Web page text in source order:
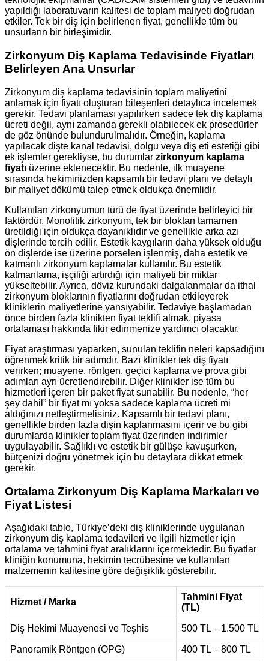
yapıldığı laboratuvarın kalitesi de toplam maliyeti doğrudan
etkiler. Tek bir diş için belirlenen fiyat, genellikle tüm bu
unsurların bir birleşimidir.
Zirkonyum Diş Kaplama Tedavisinde Fiyatları
Belirleyen Ana Unsurlar
Zirkonyum diş kaplama tedavisinin toplam maliyetini
anlamak için fiyatı oluşturan bileşenleri detaylıca incelemek
gerekir. Tedavi planlaması yapılırken sadece tek diş kaplama
ücreti değil, aynı zamanda gerekli olabilecek ek prosedürler
de göz önünde bulundurulmalıdır. Örneğin, kaplama
yapılacak dişte kanal tedavisi, dolgu veya diş eti estetiği gibi
ek işlemler gerekliyse, bu durumlar zirkonyum kaplama
fiyatı üzerine eklenecektir. Bu nedenle, ilk muayene
sırasında hekiminizden kapsamlı bir tedavi planı ve detaylı
bir maliyet dökümü talep etmek oldukça önemlidir.
Kullanılan zirkonyumun türü de fiyat üzerinde belirleyici bir
faktördür. Monolitik zirkonyum, tek bir bloktan tamamen
üretildiği için oldukça dayanıklıdır ve genellikle arka azı
dişlerinde tercih edilir. Estetik kaygıların daha yüksek olduğu
ön dişlerde ise üzerine porselen işlenmiş, daha estetik ve
katmanlı zirkonyum kaplamalar kullanılır. Bu estetik
katmanlama, işçiliği artırdığı için maliyeti bir miktar
yükseltebilir. Ayrıca, döviz kurundaki dalgalanmalar da ithal
zirkonyum bloklarının fiyatlarını doğrudan etkileyerek
kliniklerin maliyetlerine yansıyabilir. Tedaviye başlamadan
önce birden fazla klinikten fiyat teklifi almak, piyasa
ortalaması hakkında fikir edinmenize yardımcı olacaktır.
Fiyat araştırması yaparken, sunulan teklifin neleri kapsadığını
öğrenmek kritik bir adımdır. Bazı klinikler tek diş fiyatı
verirken; muayene, röntgen, geçici kaplama ve prova gibi
adımları ayrı ücretlendirebilir. Diğer klinikler ise tüm bu
hizmetleri içeren bir paket fiyat sunabilir. Bu nedenle, “her
şey dahil” bir fiyat mı yoksa sadece kaplama ücreti mi
aldığınızı netleştirmelisiniz. Kapsamlı bir tedavi planı,
genellikle birden fazla dişin kaplanmasını içerir ve bu gibi
durumlarda klinikler toplam fiyat üzerinden indirimler
uygulayabilir. Sağlıklı ve estetik bir gülüşe kavuşurken,
bütçenizi doğru yönetmek için bu detaylara dikkat etmek
gerekir.
Ortalama Zirkonyum Diş Kaplama Markaları ve
Fiyat Listesi
Aşağıdaki tablo, Türkiye’deki diş kliniklerinde uygulanan
zirkonyum diş kaplama tedavileri ve ilgili hizmetler için
ortalama ve tahmini fiyat aralıklarını içermektedir. Bu fiyatlar
kliniğin konumuna, hekimin tecrübesine ve kullanılan
malzemenin kalitesine göre değişiklik gösterebilir.
Hizmet / Marka
Tahmini Fiyat
(TL)
Diş Hekimi Muayenesi ve Teşhis 500 TL – 1.500 TL
Panoramik Röntgen (OPG) 400 TL – 800 TL